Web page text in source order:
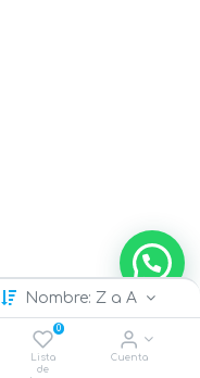
Nombre: Z a A
0
Lista
de
Cuenta